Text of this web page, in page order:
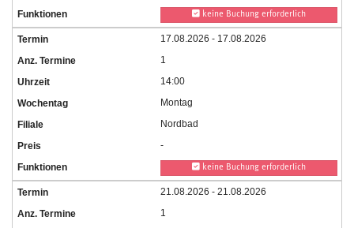
keine Buchung erforderlich
17.08.2026 - 17.08.2026
1
14:00
Montag
Nordbad
-
keine Buchung erforderlich
21.08.2026 - 21.08.2026
1